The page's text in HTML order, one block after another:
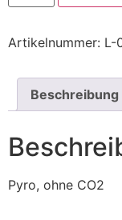
Artikelnummer: L-
Beschreibung
Pyro, ohne CO2